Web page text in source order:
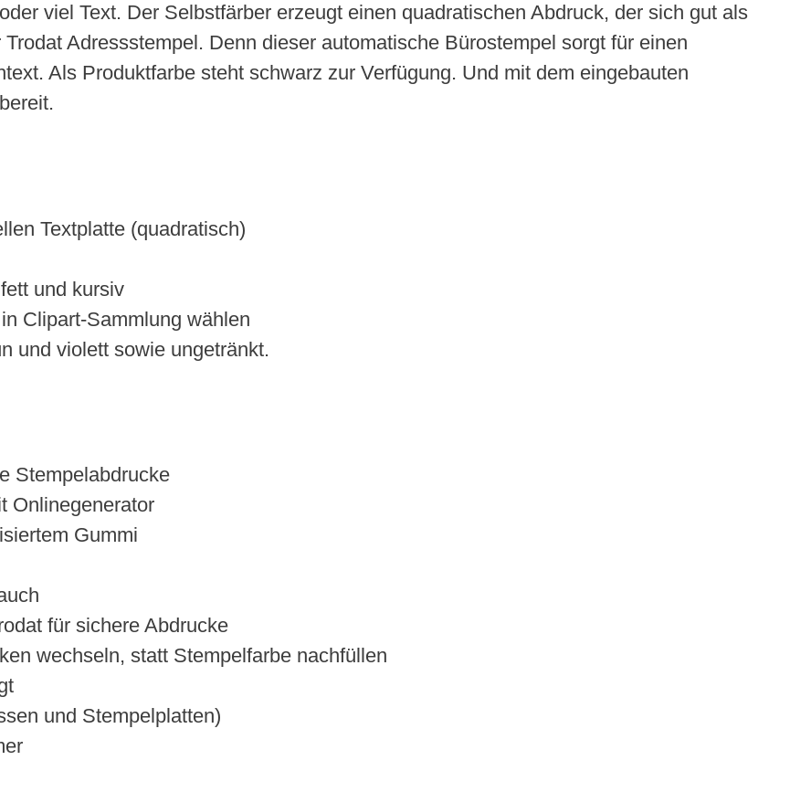
viel Text. Der Selbstfärber erzeugt einen quadratischen Abdruck, der sich gut als
Adressstempel. Denn dieser automatische Bürostempel sorgt für einen
Als Produktfarbe steht schwarz zur Verfügung. Und mit dem eingebauten
Textplatte (quadratisch)
und kursiv
Clipart-Sammlung wählen
und violett sowie ungetränkt.
Stempelabdrucke
Onlinegenerator
Gummi
für sichere Abdrucke
wechseln, statt Stempelfarbe nachfüllen
und Stempelplatten)